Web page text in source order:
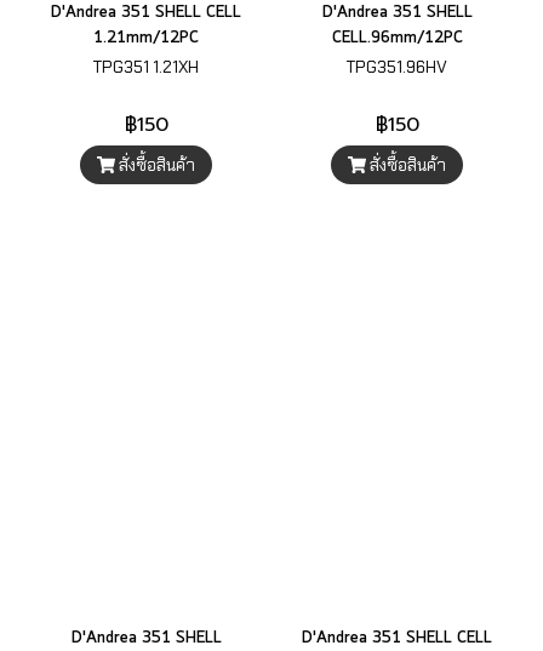
D'Andrea 351 SHELL CELL
1.21mm/12PC
TPG351 1.21XH
฿150
สั่งซื้อสินค้า
D'Andrea 351 SHELL
CELL.96mm/12PC
TPG351.96HV
฿150
สั่งซื้อสินค้า
D'Andrea 351 SHELL
D'Andrea 351 SHELL CELL